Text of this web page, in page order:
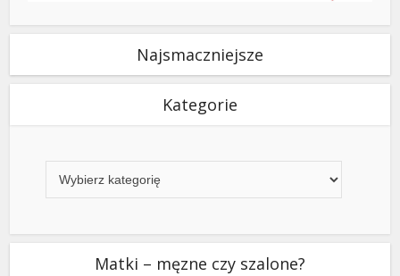
Najsmaczniejsze
Kategorie
Matki – męzne czy szalone?